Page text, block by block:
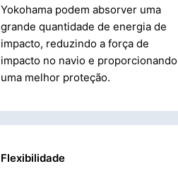
Yokohama podem absorver uma
grande quantidade de energia de
impacto, reduzindo a força de
impacto no navio e proporcionando
uma melhor proteção.
Flexibilidade